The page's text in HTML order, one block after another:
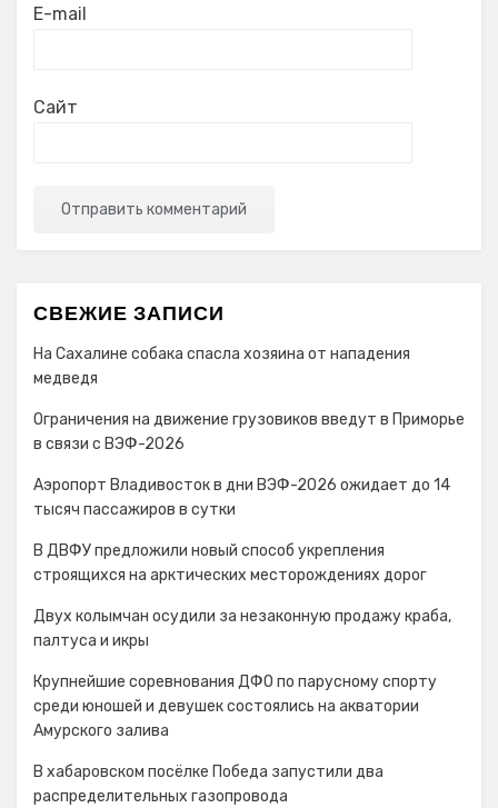
E-mail
Сайт
СВЕЖИЕ ЗАПИСИ
На Сахалине собака спасла хозяина от нападения
медведя
Ограничения на движение грузовиков введут в Приморье
в связи с ВЭФ-2026
Аэропорт Владивосток в дни ВЭФ-2026 ожидает до 14
тысяч пассажиров в сутки
В ДВФУ предложили новый способ укрепления
строящихся на арктических месторождениях дорог
Двух колымчан осудили за незаконную продажу краба,
палтуса и икры
Крупнейшие соревнования ДФО по парусному спорту
среди юношей и девушек состоялись на акватории
Амурского залива
В хабаровском посёлке Победа запустили два
распределительных газопровода